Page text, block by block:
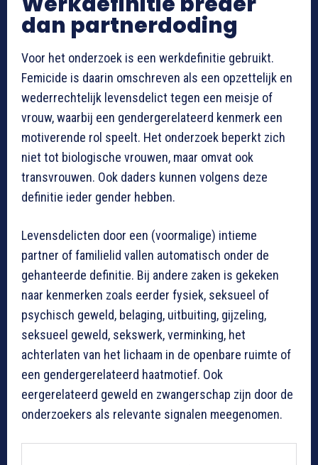
dan partnerdoding
Voor het onderzoek is een werkdefinitie gebruikt.
Femicide is daarin omschreven als een opzettelijk en
wederrechtelijk levensdelict tegen een meisje of
vrouw, waarbij een gendergerelateerd kenmerk een
motiverende rol speelt. Het onderzoek beperkt zich
niet tot biologische vrouwen, maar omvat ook
transvrouwen. Ook daders kunnen volgens deze
definitie ieder gender hebben.
Levensdelicten door een (voormalige) intieme
partner of familielid vallen automatisch onder de
gehanteerde definitie. Bij andere zaken is gekeken
naar kenmerken zoals eerder fysiek, seksueel of
psychisch geweld, belaging, uitbuiting, gijzeling,
seksueel geweld, sekswerk, verminking, het
achterlaten van het lichaam in de openbare ruimte of
een gendergerelateerd haatmotief. Ook
eergerelateerd geweld en zwangerschap zijn door de
onderzoekers als relevante signalen meegenomen.